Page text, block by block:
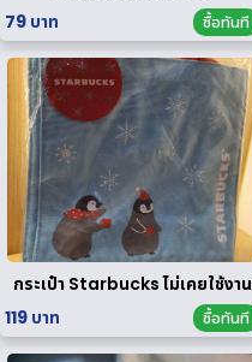
79 บาท
ซื้อทันที
กระเป๋า Starbucks ไม่เคยใช้งาน
119 บาท
ซื้อทันที